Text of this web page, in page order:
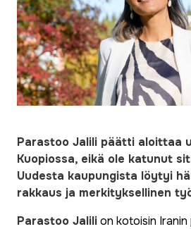
Parastoo Jalili päätti aloittaa
Kuopiossa, eikä ole katunut
Uudesta kaupungista löytyi
rakkaus ja merkityksellinen
Parastoo Jalilion kotoisin Iranin